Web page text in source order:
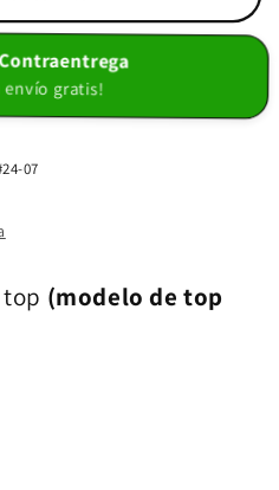
envío gratis!
07
(modelo de top